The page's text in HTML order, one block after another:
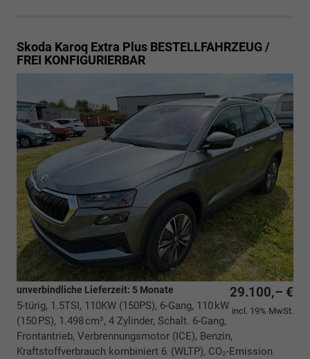
Skoda Karoq Extra Plus BESTELLFAHRZEUG /
FREI KONFIGURIERBAR
29.100,– €
incl. 19% MwSt.
unverbindliche Lieferzeit: 5 Monate
5-türig, 1.5TSI, 110KW (150PS), 6-Gang, 110 kW
(150 PS), 1.498 cm³, 4 Zylinder, Schalt. 6-Gang,
Frontantrieb, Verbrennungsmotor (ICE), Benzin,
Kraftstoffverbrauch kombiniert 6 (WLTP), CO₂-Emission